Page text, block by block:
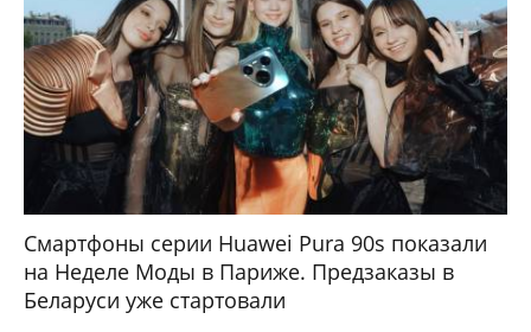
Снова в школу: в Беларуси более 100
устройств Huawei получили скидки к новому
учебному году